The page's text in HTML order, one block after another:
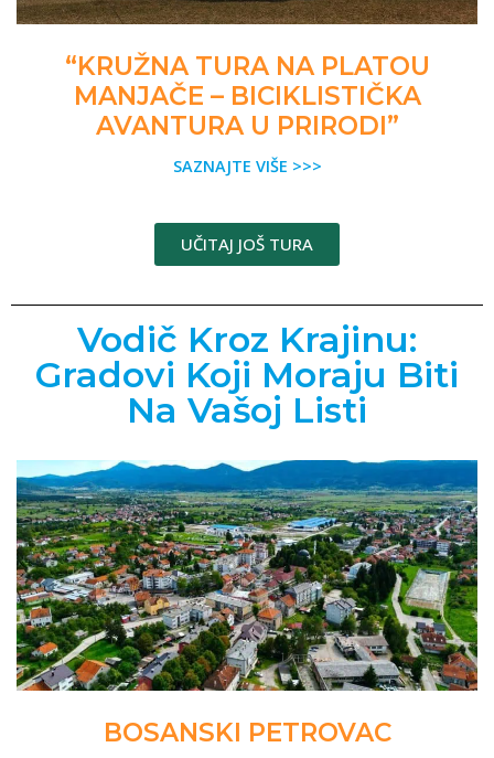
“KRUŽNA TURA NA PLATOU
MANJAČE – BICIKLISTIČKA
AVANTURA U PRIRODI”
SAZNAJTE VIŠE >>>
UČITAJ JOŠ TURA
Vodič Kroz Krajinu:
Gradovi Koji Moraju Biti
Na Vašoj Listi
BOSANSKI PETROVAC